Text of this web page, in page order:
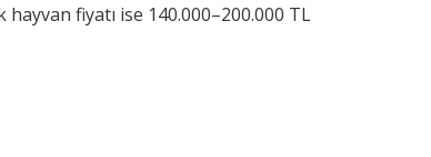
hayvan fiyatı ise 140.000–200.000 TL